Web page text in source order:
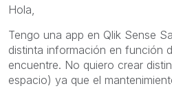
Hola,
Tengo una app en Qlik Sense
distinta información en función
encuentre. No quiero crear
espacio) ya que el